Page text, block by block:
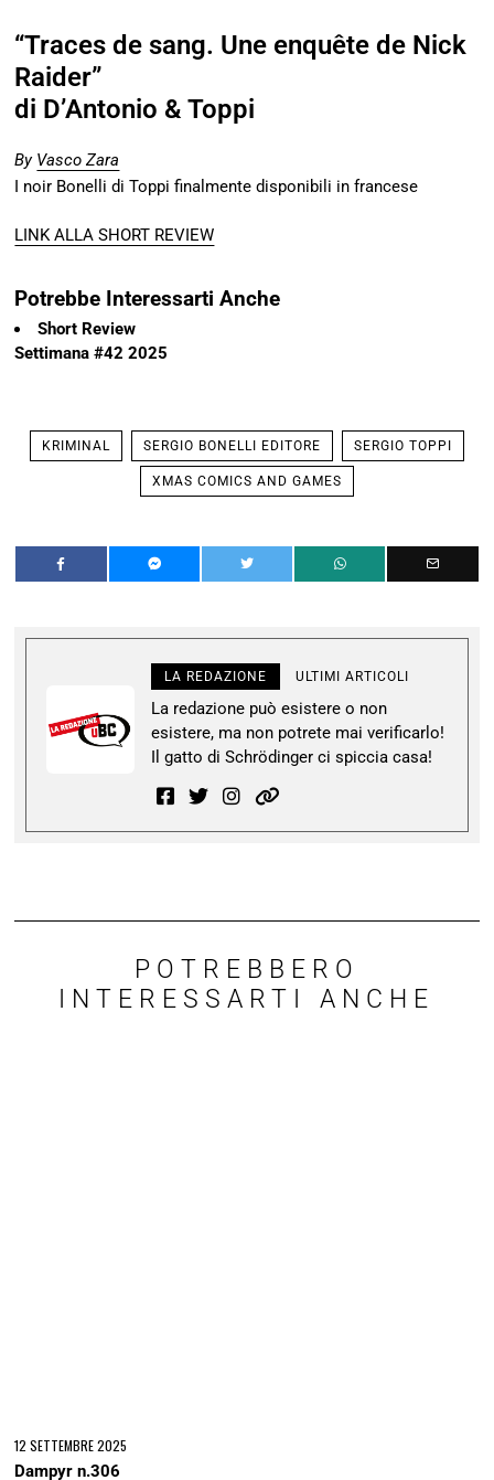
“Traces de sang. Une enquête de Nick
Raider”
di D’Antonio & Toppi
By Vasco Zara
I noir Bonelli di Toppi finalmente disponibili in francese
LINK ALLA SHORT REVIEW
Potrebbe Interessarti Anche
Short Review
Settimana #42 2025
KRIMINAL SERGIO BONELLI EDITORE SERGIO TOPPI
XMAS COMICS AND GAMES
LA REDAZIONE ULTIMI ARTICOLI
La redazione può esistere o non
esistere, ma non potrete mai verificarlo!
Il gatto di Schrödinger ci spiccia casa!
POTREBBERO
INTERESSARTI ANCHE
12 SETTEMBRE 2025
Dampyr n.306